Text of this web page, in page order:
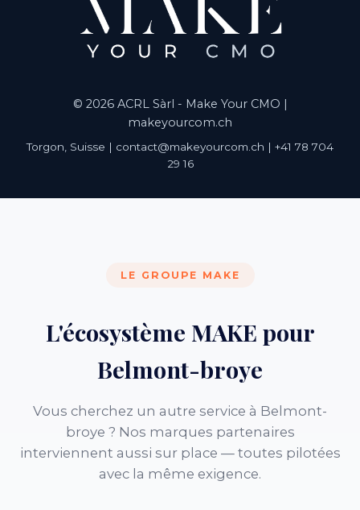
© 2026 ACRL Sàrl - Make Your CMO |
makeyourcom.ch
Torgon, Suisse | contact@makeyourcom.ch | +41 78 704
29 16
LE GROUPE MAKE
L'écosystème MAKE pour
Belmont-broye
Vous cherchez un autre service à Belmont-
broye ? Nos marques partenaires
interviennent aussi sur place — toutes pilotées
avec la même exigence.